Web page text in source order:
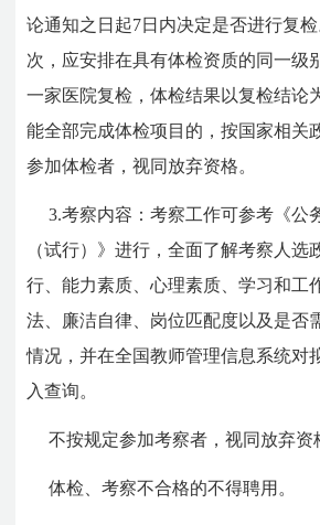
论通知之日起7日内决定是否进行复
次，应安排在具有体检资质的同一级
一家医院复检，体检结果以复检结论
能全部完成体检项目的，按国家相关
参加体检者，视同放弃资格。
3.考察内容：考察工作可参考《公
（试行）》进行，全面了解考察人选
行、能力素质、心理素质、学习和工
法、廉洁自律、岗位匹配度以及是否
情况，并在全国教师管理信息系统对
入查询。
不按规定参加考察者，视同放弃资
体检、考察不合格的不得聘用。